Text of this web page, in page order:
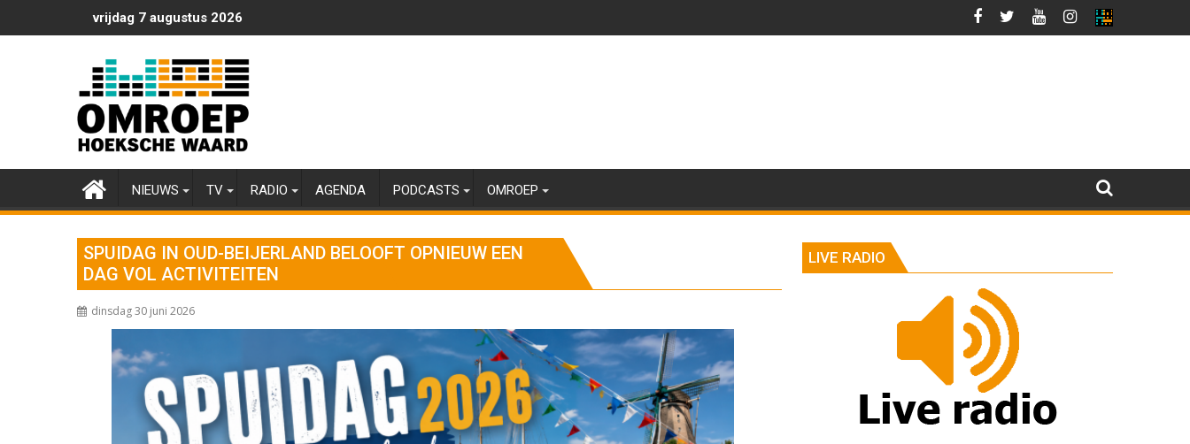
naar
vrijdag 7 augustus 2026
NIEUWS TV RADIO AGENDA PODCASTS OMROEP
SPUIDAG IN OUD-BEIJERLAND BELOOFT OPNIEUW EEN
DAG VOL ACTIVITEITEN
dinsdag 30 juni 2026
LIVE RADIO